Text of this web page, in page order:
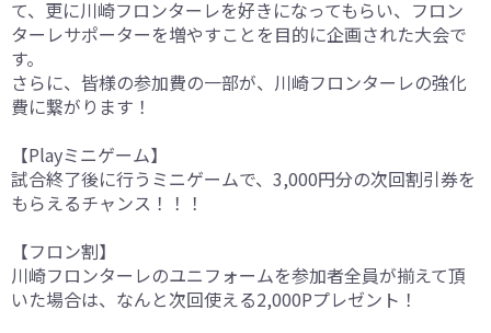
て、更に川崎フロンターレを好きになってもらい、フロン
ターレサポーターを増やすことを目的に企画された大会で
す。
さらに、皆様の参加費の一部が、川崎フロンターレの強化
費に繋がります！
【Playミニゲーム】
試合終了後に行うミニゲームで、3,000円分の次回割引券を
もらえるチャンス！！！
【フロン割】
川崎フロンターレのユニフォームを参加者全員が揃えて頂
いた場合は、なんと次回使える2,000Pプレゼント！